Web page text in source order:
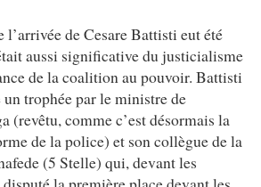
l’arrivée de Cesare Battisti eut été
aussi significative du justicialisme
de la coalition au pouvoir. Battisti
trophée par le ministre de
(revêtu, comme c’est désormais la
de la police) et son collègue de la
(5 Stelle) qui, devant les